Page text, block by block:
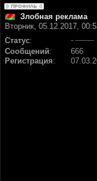
Злобная реклама
Вторник, 05.12.2017,
Статус:
Сообщений:
666
Регистрация: